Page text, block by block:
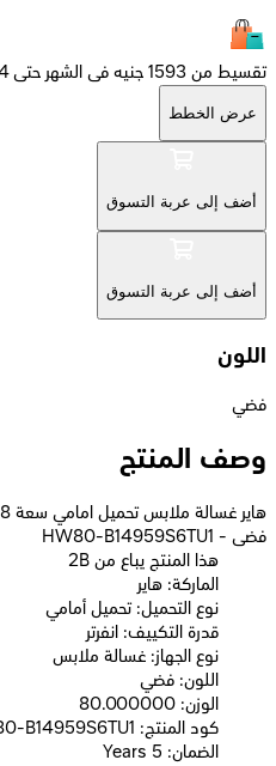
تقسيط من 1593 جنيه فى الشهر حتى 24 الشهر
عرض الخطط
أضف إلى عربة التسوق
أضف إلى عربة التسوق
اللون
فضي
وصف المنتج
فضى - HW80-B14959S6TU1
2B هذا المنتج يباع من
الماركة: هاير
نوع التحميل: تحميل أمامي
قدرة التكييف: انفرتر
نوع الجهاز: غسالة ملابس
اللون: فضي
الوزن: 80.000000
كود المنتج: HW80-B14959S6TU1
الضمان: 5 Years